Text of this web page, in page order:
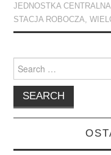
JEDNOSTKA CENTRALNA
STACJA ROBOCZA,
Search
for: